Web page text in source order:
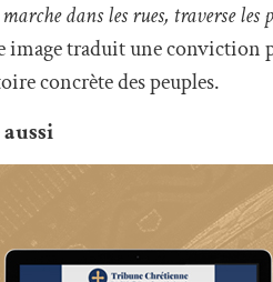
marche dans les rues, traverse
image traduit une conviction
concrète des peuples.